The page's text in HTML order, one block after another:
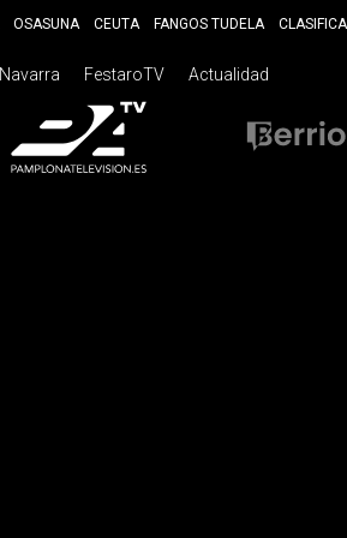
OSASUNA CEUTA FANGOS TUDELA
Navarra FestaroTV Actualidad